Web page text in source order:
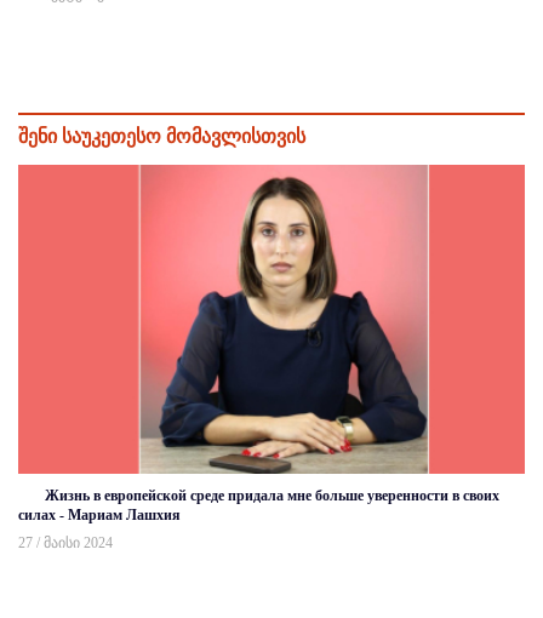
შენი საუკეთესო მომავლისთვის
Жизнь в европейской среде придала мне больше уверенности в своих
силах - Мариам Лашхия
27 / მაისი 2024